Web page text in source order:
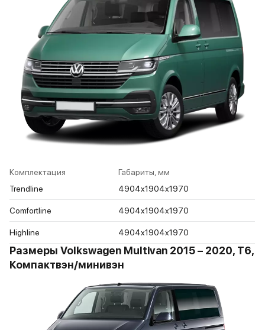
Комплектация
Габариты, мм
Trendline
4904x1904x1970
Comfortline 4904x1904x1970
Highline 4904x1904x1970
Размеры Volkswagen Multivan 2015 – 2020, T6,
Компактвэн/минивэн